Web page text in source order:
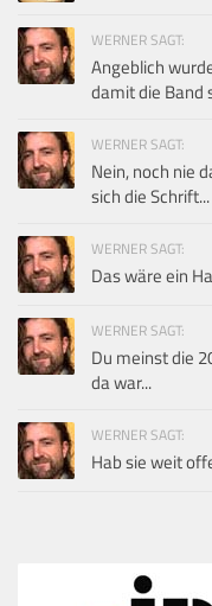
WERNER SAGT:
Angeblich
damit die Band
WERNER SAGT:
Nein, noch nie
sich die Schrift...
WERNER SAGT:
Das wäre ein
WERNER SAGT:
Du meinst die
da war...
WERNER SAGT:
Hab sie weit